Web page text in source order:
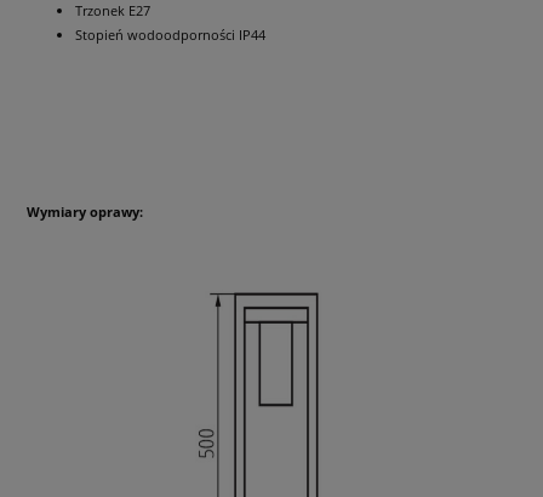
Trzonek E27
Stopień wodoodporności IP44
Wymiary oprawy: